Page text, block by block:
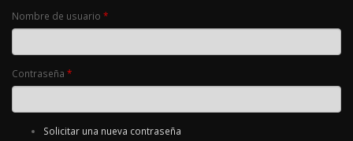
Nombre de usuario *
Contraseña *
Solicitar una nueva contraseña